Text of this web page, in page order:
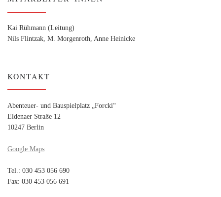
Kai Rühmann (Leitung)
Nils Flintzak, M. Morgenroth, Anne Heinicke
KONTAKT
Abenteuer- und Bauspielplatz „Forcki“
Eldenaer Straße 12
10247 Berlin
Google Maps
Tel.: 030 453 056 690
Fax: 030 453 056 691